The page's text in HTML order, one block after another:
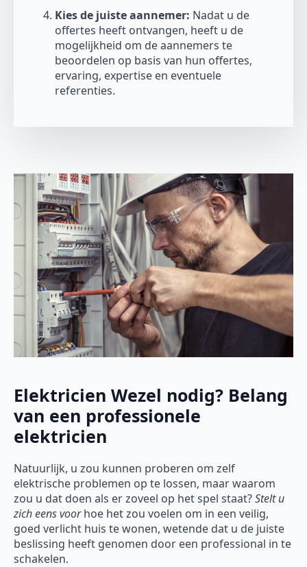
Kies de juiste aannemer: Nadat u de
offertes heeft ontvangen, heeft u de
mogelijkheid om de aannemers te
beoordelen op basis van hun offertes,
ervaring, expertise en eventuele
referenties.
Elektricien Wezel nodig? Belang
van een professionele
elektricien
Natuurlijk, u zou kunnen proberen om zelf
elektrische problemen op te lossen, maar waarom
zou u dat doen als er zoveel op het spel staat?Stelt u
zich eens voorhoe het zou voelen om in een veilig,
goed verlicht huis te wonen, wetende dat u de juiste
beslissing heeft genomen door een professional in te
schakelen.